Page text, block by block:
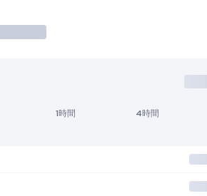
1時間 4時間